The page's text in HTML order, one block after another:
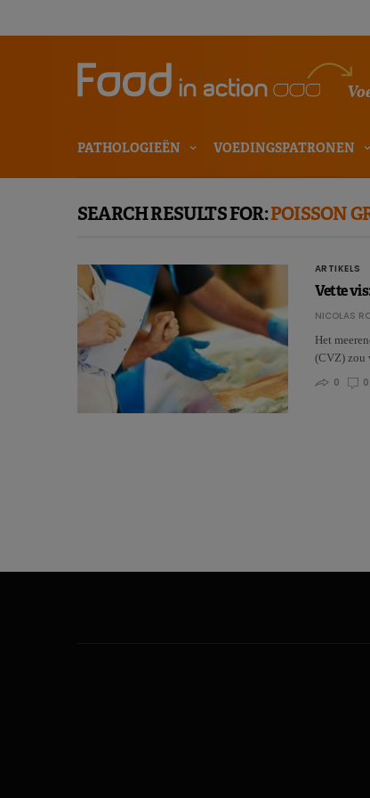
PATHOLOGIEËN VOEDINGSPATRONEN
SEARCH RESULTS FOR:POISSON
ARTIKELS
Vette
NICOLAS
Het
(CVZ) zou
0
0